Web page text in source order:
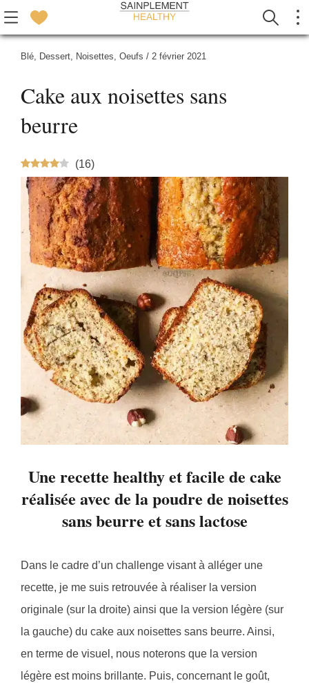
Blé, Dessert, Noisettes, Oeufs / 2 février 2021
Cake aux noisettes sans
beurre
(16)
Une recette healthy et facile de cake
réalisée avec de la poudre de noisettes
sans beurre et sans lactose
Dans le cadre d’un challenge visant à alléger une
recette, je me suis retrouvée à réaliser la version
originale (sur la droite) ainsi que la version légère (sur
la gauche) du cake aux noisettes sans beurre. Ainsi,
en terme de visuel, nous noterons que la version
légère est moins brillante. Puis, concernant le goût,